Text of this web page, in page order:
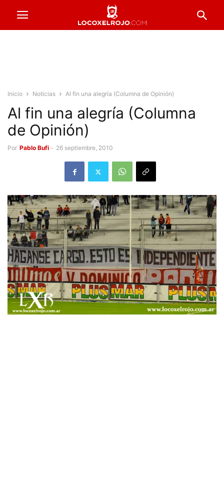
Inicio Noticias Al fin una alegría (Columna de Opinión)
Al fin una alegría (Columna
de Opinión)
Por Pablo Bufi - 26 septiembre, 2010